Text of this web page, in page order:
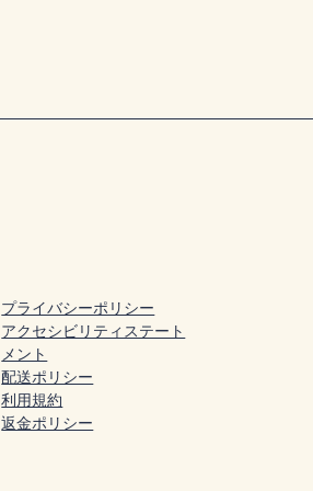
プライバシーポリシー
アクセシビリティステート
メント
配送ポリシー
利用規約
返金ポリシー